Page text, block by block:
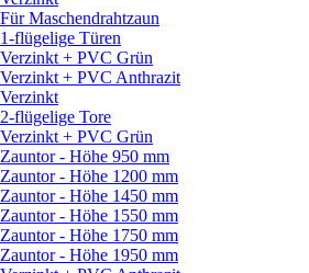
Für Maschendrahtzaun
1-flügelige Türen
Verzinkt + PVC Grün
Verzinkt + PVC Anthrazit
Verzinkt
2-flügelige Tore
Verzinkt + PVC Grün
Zauntor - Höhe 950 mm
Zauntor - Höhe 1200 mm
Zauntor - Höhe 1450 mm
Zauntor - Höhe 1550 mm
Zauntor - Höhe 1750 mm
Zauntor - Höhe 1950 mm